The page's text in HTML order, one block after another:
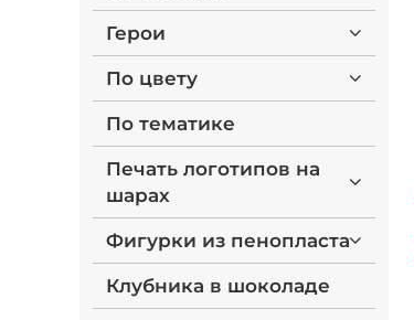
Герои
По цвету
По тематике
Печать логотипов на
шарах
Фигурки из пенопласта
Клубника в шоколаде